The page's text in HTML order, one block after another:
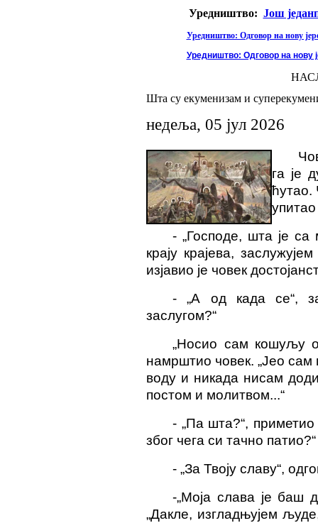
Уредништво: Још
Уредништво: Одговор на нову
Уредништво: Одговор на нову
Шта су екуменизам и
недеља, 05 јул 2026
га је
ћутао.
упитао
-„Господе, шта је
крају крајева,
изјавио је човек
-„А од када се“,
заслугом?“
„Носио сам кошуљу
намрштио човек. „Јео
воду и никада нисам
постом и молитвом...“
- „Па шта?“,
због чега си тачно патио?“
-„За Твоју славу“,
-„Моја слава је баш
„Дакле, изгладњујем